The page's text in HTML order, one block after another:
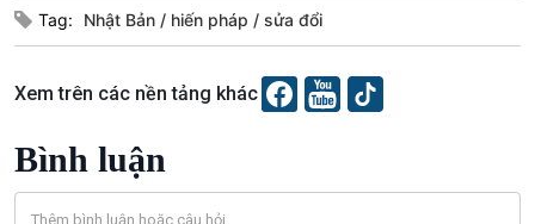
Tag: Nhật Bản hiến pháp sửa đổi
Xem trên các nền tảng khác
Bình luận